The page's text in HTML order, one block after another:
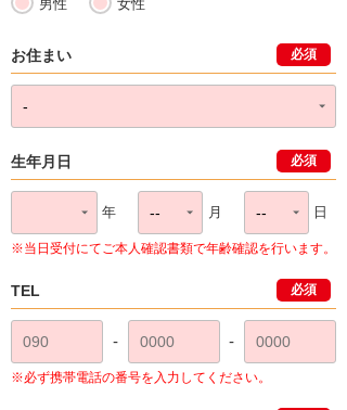
男性 女性
お住まい 必須
生年月日 必須
年 月 日
※当日受付にてご本人確認書類で年齢確認を行います。
TEL 必須
- -
※必ず携帯電話の番号を入力してください。